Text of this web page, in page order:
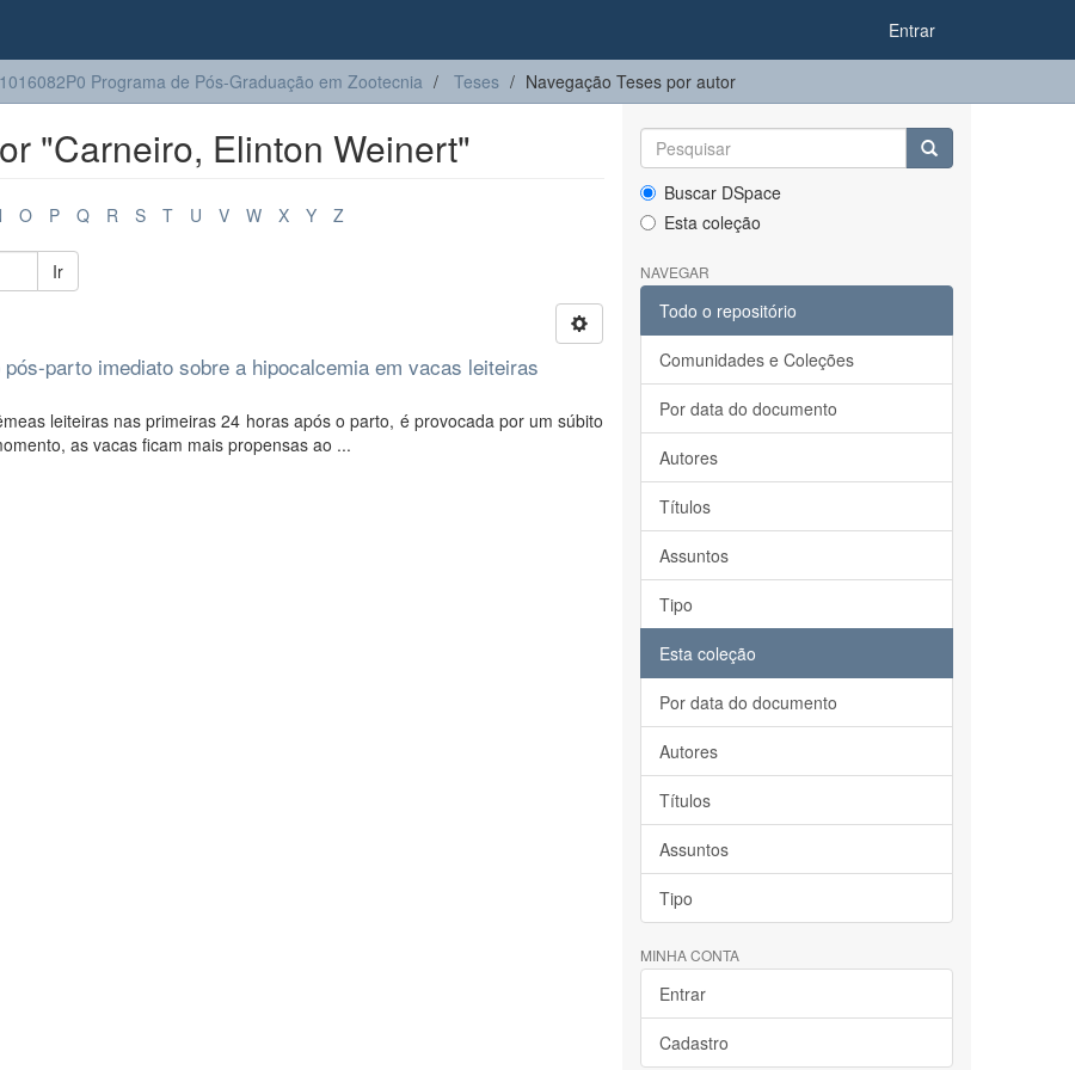
Entrar
Programa de Pós-Graduação em Zootecnia Teses Navegação Teses por autor
"Carneiro, Elinton Weinert"
O P Q R S T U V W X Y Z
Ir
parto imediato sobre a hipocalcemia em vacas leiteiras
leiteiras nas primeiras 24 horas após o parto, é provocada por um súbito
as vacas ficam mais propensas ao ...
Buscar DSpace
Esta coleção
NAVEGAR
Todo o repositório
Comunidades e Coleções
Por data do documento
Autores
Títulos
Assuntos
Tipo
Esta coleção
Por data do documento
Autores
Títulos
Assuntos
Tipo
MINHA CONTA
Entrar
Cadastro